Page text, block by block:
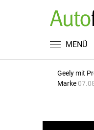
MENÜ
Geely mit
Marke